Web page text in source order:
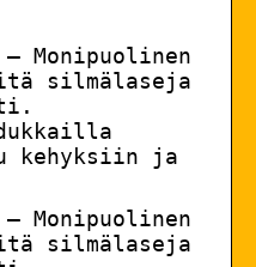
Monipuolinen
silmälaseja
kehyksiin ja
Monipuolinen
silmälaseja